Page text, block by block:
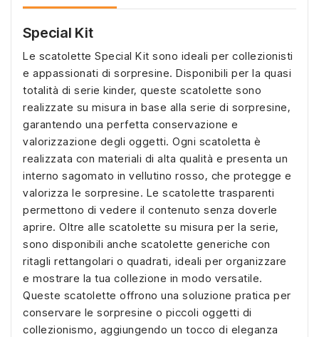
Special Kit
Le scatolette Special Kit sono ideali per collezionisti
e appassionati di sorpresine. Disponibili per la quasi
totalità di serie kinder, queste scatolette sono
realizzate su misura in base alla serie di sorpresine,
garantendo una perfetta conservazione e
valorizzazione degli oggetti. Ogni scatoletta è
realizzata con materiali di alta qualità e presenta un
interno sagomato in vellutino rosso, che protegge e
valorizza le sorpresine. Le scatolette trasparenti
permettono di vedere il contenuto senza doverle
aprire. Oltre alle scatolette su misura per la serie,
sono disponibili anche scatolette generiche con
ritagli rettangolari o quadrati, ideali per organizzare
e mostrare la tua collezione in modo versatile.
Queste scatolette offrono una soluzione pratica per
conservare le sorpresine o piccoli oggetti di
collezionismo, aggiungendo un tocco di eleganza